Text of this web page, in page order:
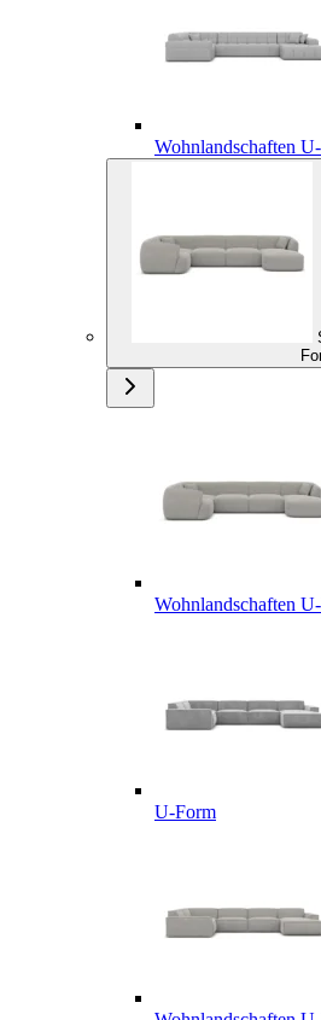
Wohnlandschaften
Wohnlandschaften
U-Form